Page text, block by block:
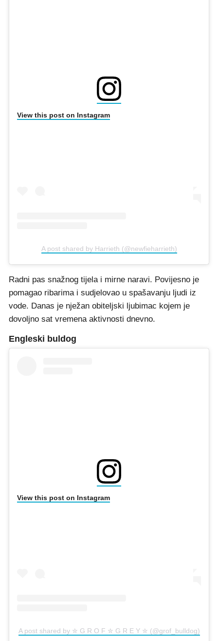
View this post on Instagram
A post shared by Harrieth (@newfieharrieth)
Radni pas snažnog tijela i mirne naravi. Povijesno je
pomagao ribarima i sudjelovao u spašavanju ljudi iz
vode. Danas je nježan obiteljski ljubimac kojem je
dovoljno sat vremena aktivnosti dnevno.
Engleski buldog
View this post on Instagram
A post shared by ✮ G R O F ✮ G R E Y ✮ (@grof_bulldog)